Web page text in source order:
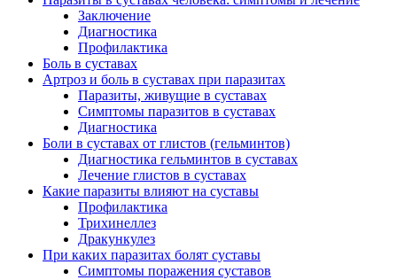
Заключение
Диагностика
Профилактика
Боль в суставах
Артроз и боль в суставах при паразитах
Паразиты, живущие в суставах
Симптомы паразитов в суставах
Диагностика
Боли в суставах от глистов (гельминтов)
Диагностика гельминтов в суставах
Лечение глистов в суставах
Какие паразиты влияют на суставы
Профилактика
Трихинеллез
Дракункулез
При каких паразитах болят суставы
Симптомы поражения суставов